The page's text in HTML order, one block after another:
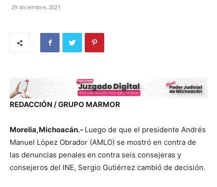
29 diciembre, 2021
REDACCIÓN / GRUPO MARMOR
Morelia,Michoacán.- Luego de que el presidente Andrés
Manuel López Obrador (AMLO) se mostró en contra de
las denuncias penales en contra seis consejeras y
consejeros del INE, Sergio Gutiérrez cambió de decisión.